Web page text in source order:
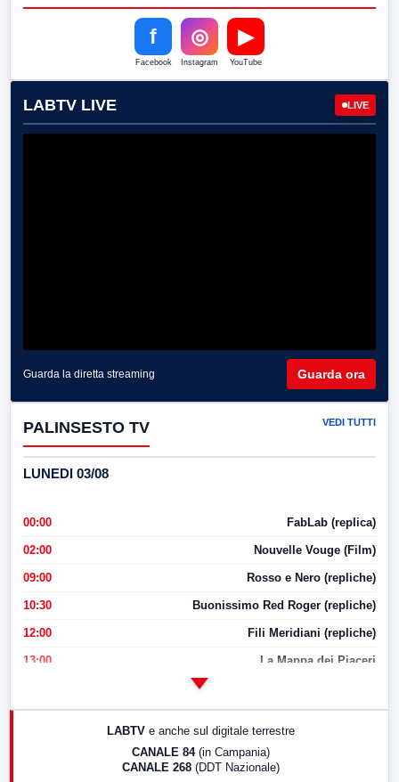
f
Facebook
◎
Instagram
▶
YouTube
LABTV LIVE LIVE
Guarda la diretta streaming Guarda ora
PALINSESTO TV VEDI TUTTI
LUNEDI 03/08
00:00 FabLab (replica)
02:00 Nouvelle Vouge (Film)
09:00 Rosso e Nero (repliche)
10:30 Buonissimo Red Roger (repliche)
12:00 Fili Meridiani (repliche)
13:00 La Mappa dei Piaceri
LABTV e anche sul digitale terrestre
CANALE 84 (in Campania)
CANALE 268 (DDT Nazionale)